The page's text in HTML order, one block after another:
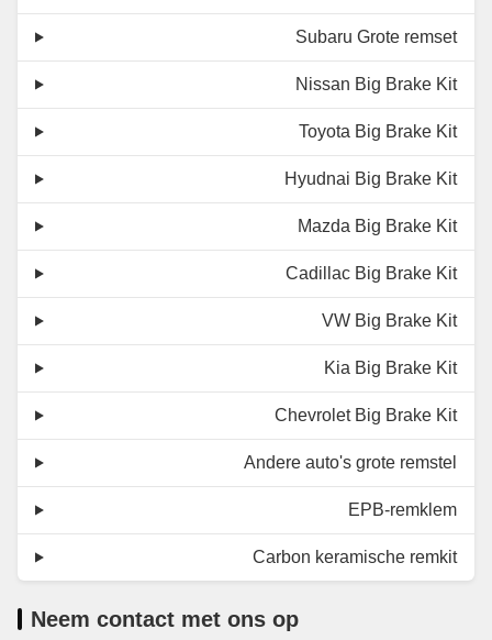
Subaru Grote remset
Nissan Big Brake Kit
Toyota Big Brake Kit
Hyudnai Big Brake Kit
Mazda Big Brake Kit
Cadillac Big Brake Kit
VW Big Brake Kit
Kia Big Brake Kit
Chevrolet Big Brake Kit
Andere auto's grote remstel
EPB-remklem
Carbon keramische remkit
Neem contact met ons op